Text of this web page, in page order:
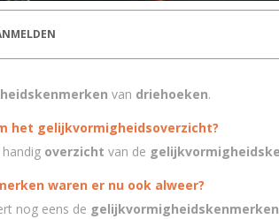
van driehoeken.
het gelijkvormigheidsoverzicht?
overzicht van de
waren er nu ook alweer?
nog eens de gelijkvormigheidskenmerken